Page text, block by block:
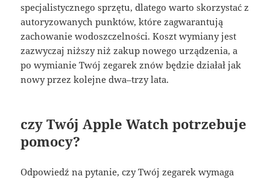
specjalistycznego sprzętu, dlatego warto skorzystać z
autoryzowanych punktów, które zagwarantują
zachowanie wodoszczelności. Koszt wymiany jest
zazwyczaj niższy niż zakup nowego urządzenia, a
po wymianie Twój zegarek znów będzie działał jak
nowy przez kolejne dwa–trzy lata.
czy Twój Apple Watch potrzebuje
pomocy?
Odpowiedź na pytanie, czy Twój zegarek wymaga